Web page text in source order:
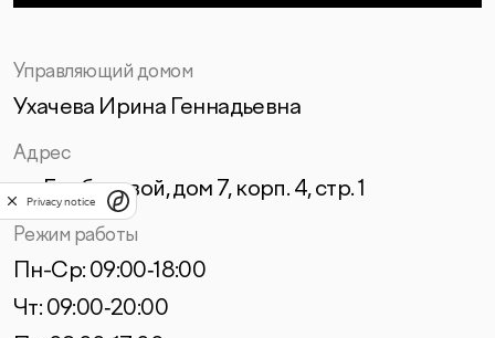
Управляющий домом
Ухачева Ирина Геннадьевна
Адрес
ул. Грибалевой, дом 7, корп. 4, стр. 1
Режим работы
Пн-Ср: 09:00‑18:00
Чт: 09:00‑20:00
Privacy notice